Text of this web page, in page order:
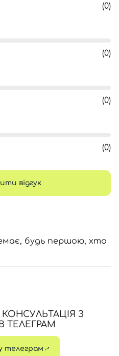
(0)
(0)
(0)
(0)
відгук
будь першою, хто
З
ТЕЛЕГРАМ
телеграм